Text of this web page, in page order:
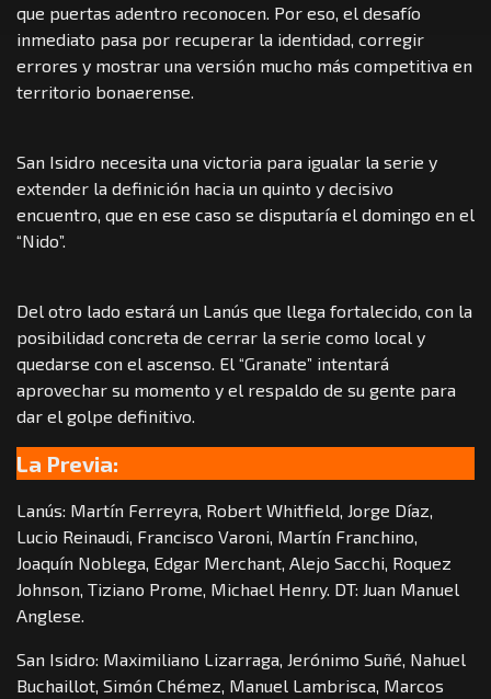
que puertas adentro reconocen. Por eso, el desafío
inmediato pasa por recuperar la identidad, corregir
errores y mostrar una versión mucho más competitiva en
territorio bonaerense.
San Isidro necesita una victoria para igualar la serie y
extender la definición hacia un quinto y decisivo
encuentro, que en ese caso se disputaría el domingo en el
“Nido”.
Del otro lado estará un Lanús que llega fortalecido, con la
posibilidad concreta de cerrar la serie como local y
quedarse con el ascenso. El “Granate” intentará
aprovechar su momento y el respaldo de su gente para
dar el golpe definitivo.
La Previa:
Lanús: Martín Ferreyra, Robert Whitfield, Jorge Díaz,
Lucio Reinaudi, Francisco Varoni, Martín Franchino,
Joaquín Noblega, Edgar Merchant, Alejo Sacchi, Roquez
Johnson, Tiziano Prome, Michael Henry. DT: Juan Manuel
Anglese.
San Isidro: Maximiliano Lizarraga, Jerónimo Suñé, Nahuel
Buchaillot, Simón Chémez, Manuel Lambrisca, Marcos